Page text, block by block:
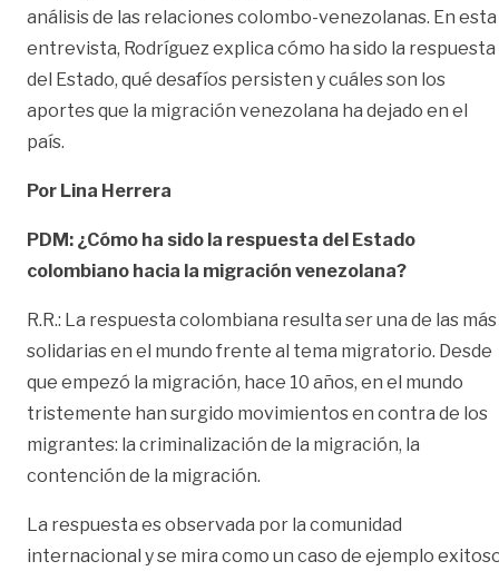
análisis de las relaciones colombo-venezolanas. En esta
entrevista, Rodríguez explica cómo ha sido la respuesta
del Estado, qué desafíos persisten y cuáles son los
aportes que la migración venezolana ha dejado en el
país.
Por Lina Herrera
PDM: ¿Cómo ha sido la respuesta del Estado
colombiano hacia la migración venezolana?
R.R.: La respuesta colombiana resulta ser una de las más
solidarias en el mundo frente al tema migratorio. Desde
que empezó la migración, hace 10 años, en el mundo
tristemente han surgido movimientos en contra de los
migrantes: la criminalización de la migración, la
contención de la migración.
La respuesta es observada por la comunidad
internacional y se mira como un caso de ejemplo